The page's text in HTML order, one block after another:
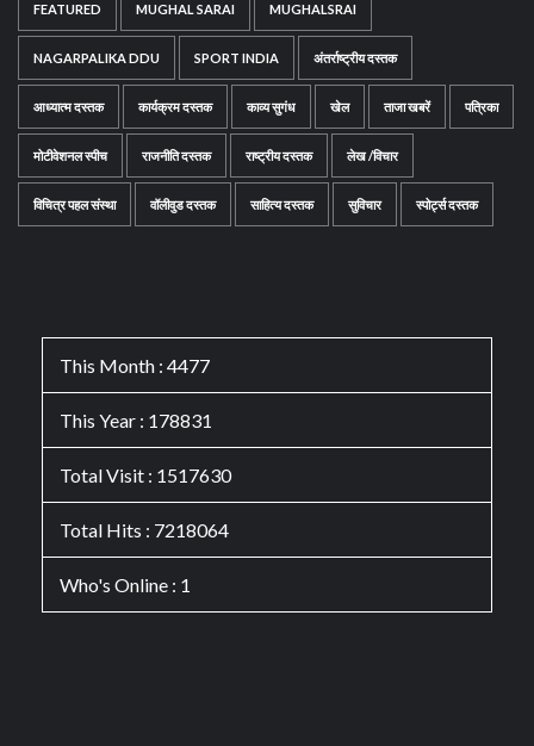
FEATURED MUGHAL SARAI MUGHALSRAI
NAGARPALIKA DDU SPORT INDIA अंतर्राष्ट्रीय दस्तक
आध्यात्म दस्तक कार्यक्रम दस्तक काव्य सुगंध खेल ताजा खबरें पत्रिका
मोटीवेशनल स्पीच राजनीति दस्तक राष्ट्रीय दस्तक लेख /विचार
विचित्र पहल संस्था वॉलीवुड दस्तक साहित्य दस्तक सुविचार स्पोर्ट्स दस्तक
This Month : 4477
This Year : 178831
Total Visit : 1517630
Total Hits : 7218064
Who's Online : 1